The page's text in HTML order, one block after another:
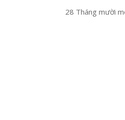
28 Tháng mười